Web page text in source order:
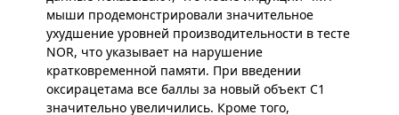
мыши продемонстрировали значительное
ухудшение уровней производительности в тесте
NOR, что указывает на нарушение
кратковременной памяти. При введении
оксирацетама все баллы за новый объект C1
значительно увеличились. Кроме того,